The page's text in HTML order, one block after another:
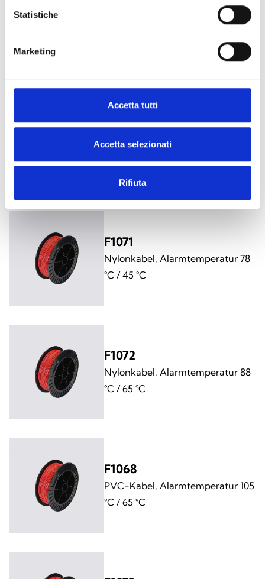
Statistiche
Marketing
Accetta tutti
Accetta selezionati
Rifiuta
F1066
PVC-Kabel, Alarmtemperatur 78
°C / 45 °C
F1071
Nylonkabel, Alarmtemperatur 78
°C / 45 °C
F1072
Nylonkabel, Alarmtemperatur 88
°C / 65 °C
F1068
PVC-Kabel, Alarmtemperatur 105
°C / 65 °C